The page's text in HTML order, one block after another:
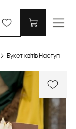
Букет квітів Наступ